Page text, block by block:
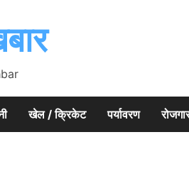
खेल / क्रिकेट पर्यावरण